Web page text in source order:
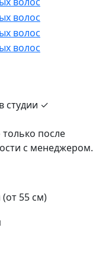
студии ✓
после
с менеджером.
55 см)